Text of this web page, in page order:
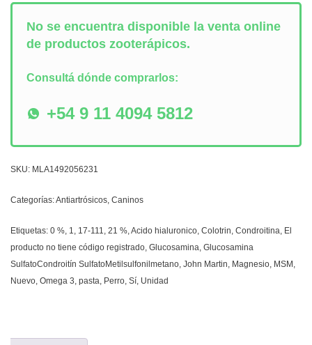
No se encuentra disponible la venta online
de productos zooterápicos.
Consultá dónde comprarlos:
+54 9 11 4094 5812
SKU: MLA1492056231
Categorías:Antiartrósicos, Caninos
Etiquetas: 0 %, 1, 17-111, 21 %,Acido hialuronico, Colotrin, Condroitina, El
producto no tiene código registrado, Glucosamina, Glucosamina
SulfatoCondroitín SulfatoMetilsulfonilmetano, John Martin, Magnesio, MSM ,
Nuevo, Omega 3, pasta, Perro, Sí, Unidad